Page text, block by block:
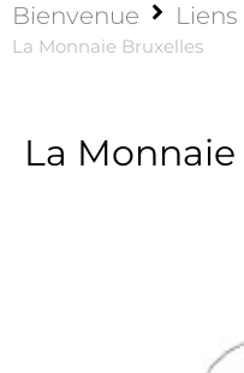
Bienvenue
La Monnaie Bruxelles
La